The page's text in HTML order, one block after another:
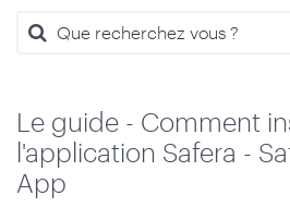
Le guide - Comment
l'application Safera -
App